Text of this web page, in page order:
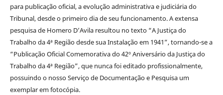
para publicação oficial, a evolução administrativa e judiciária do
Tribunal, desde o primeiro dia de seu funcionamento. A extensa
pesquisa de Homero D’Avila resultou no texto “A Justiça do
Trabalho da 4ª Região desde sua Instalação em 1941”, tornando-se a
“Publicação Oficial Comemorativa do 42º Aniversário da Justiça do
Trabalho da 4ª Região”, que nunca foi editado profissionalmente,
possuindo o nosso Serviço de Documentação e Pesquisa um
exemplar em fotocópia.